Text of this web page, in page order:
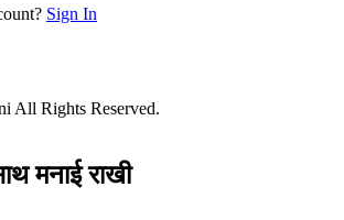
Sign In
All Rights Reserved.
मनाई राखी